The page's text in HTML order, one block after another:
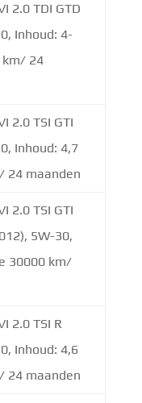
2.0 TDI GTD
Inhoud: 4-
km/ 24
2.0 TSI GTI
Inhoud: 4,7
24 maanden
2.0 TSI GTI
5W-30,
30000 km/
2.0 TSI R
Inhoud: 4,6
24 maanden